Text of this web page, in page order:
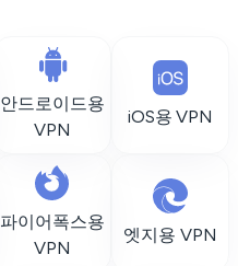
안드로이드용
VPN
iOS용 VPN
파이어폭스용
VPN
엣지용 VPN